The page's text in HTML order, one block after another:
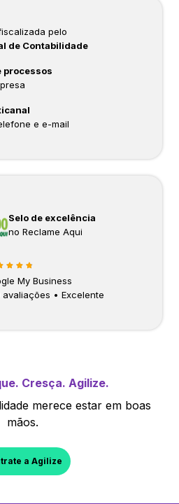
pelo
de Contabilidade
processos
e e-mail
Selo de excelência
no Reclame Aqui
My Business
avaliações • Excelente
Cresça. Agilize.
merece estar em boas
mãos.
a Agilize